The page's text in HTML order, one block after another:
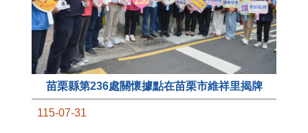
苗栗縣第236處關懷據點在苗栗市維祥里揭牌
115-07-31